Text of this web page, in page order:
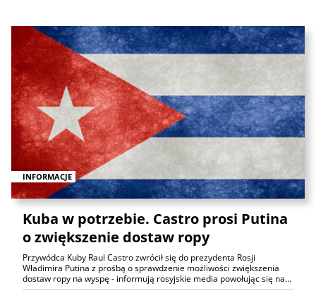
INFORMACJE
Kuba w potrzebie. Castro prosi Putina
o zwiększenie dostaw ropy
Przywódca Kuby Raul Castro zwrócił się do prezydenta Rosji
Władimira Putina z prośbą o sprawdzenie możliwości zwiększenia
dostaw ropy na wyspę - informują rosyjskie media powołując się na…